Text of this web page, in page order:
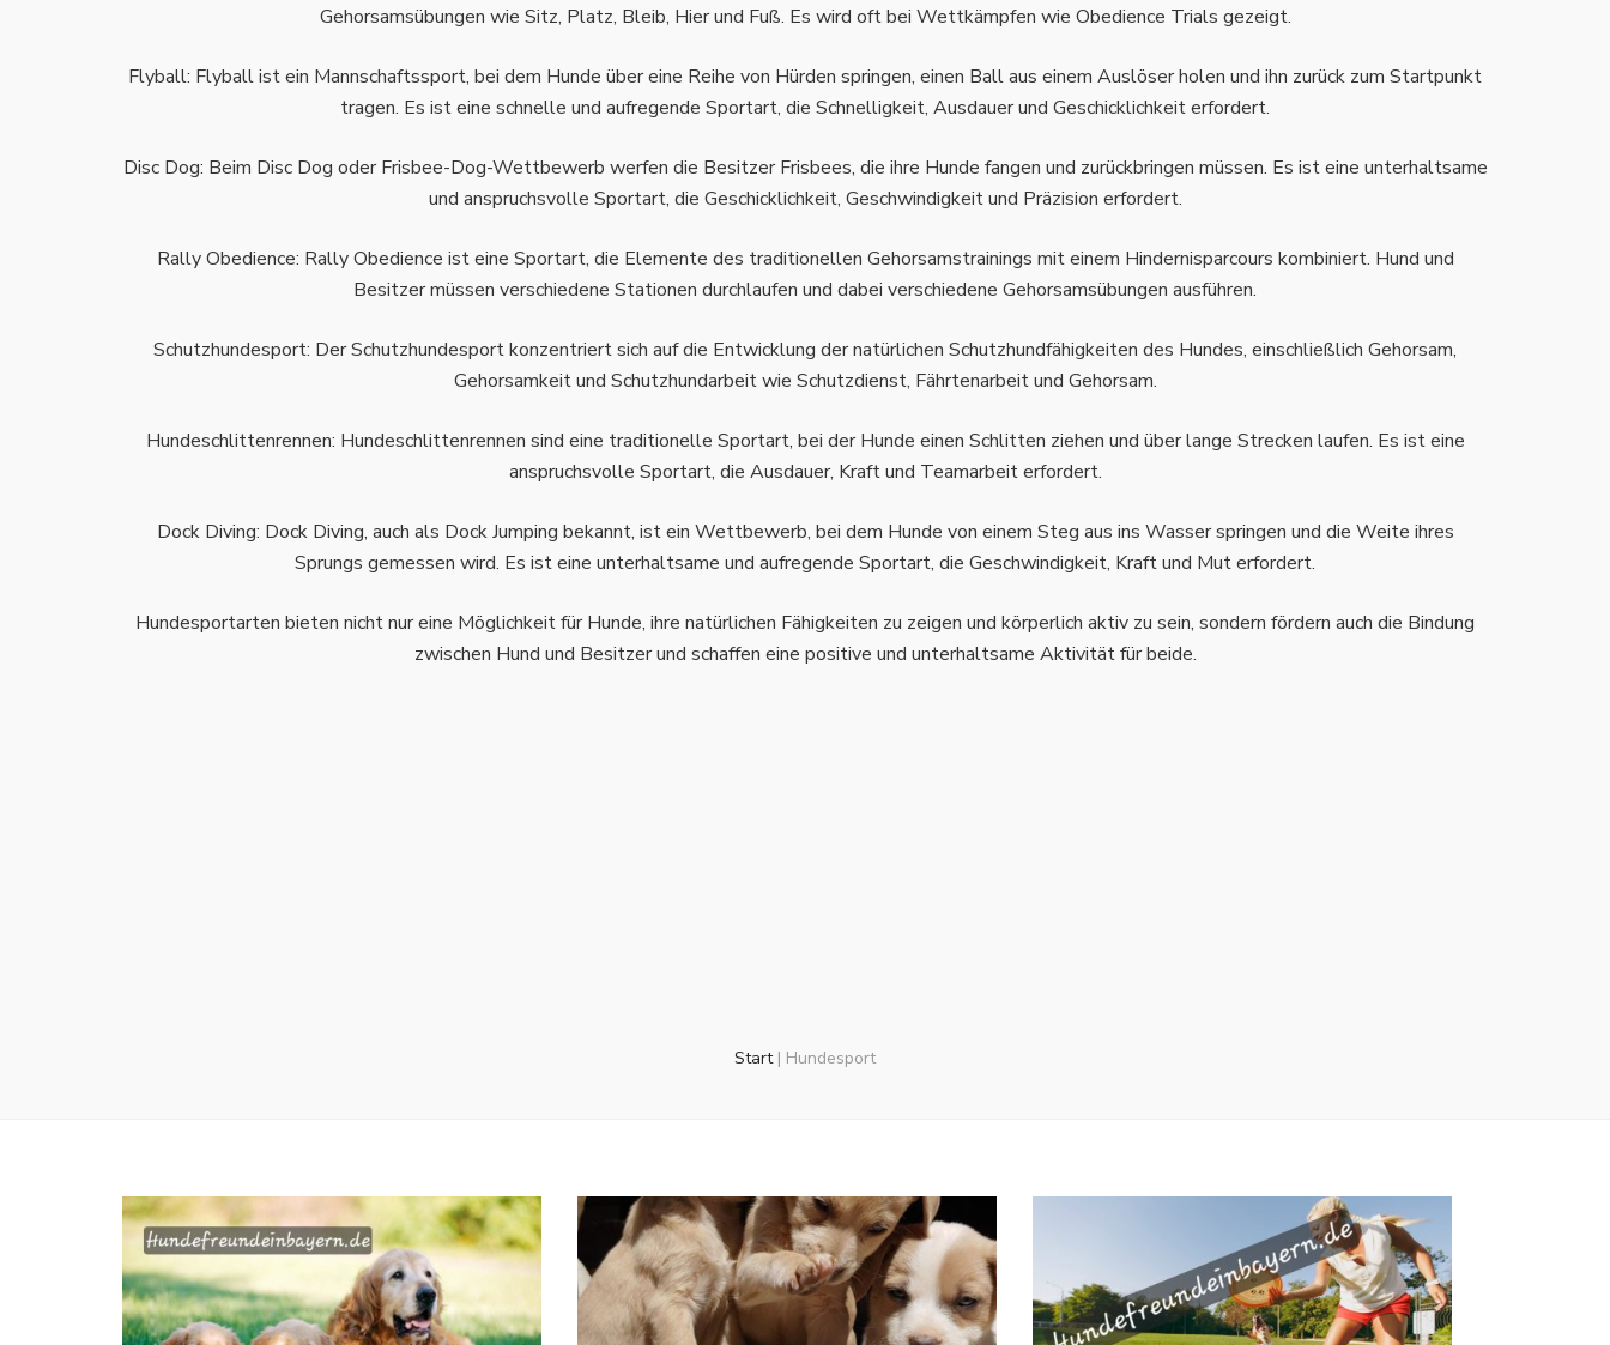
Gehorsamsübungen wie Sitz, Platz, Bleib, Hier und Fuß. Es wird oft bei Wettkämpfen wie Obedience Trials gezeigt.
Flyball: Flyball ist ein Mannschaftssport, bei dem Hunde über eine Reihe von Hürden springen, einen Ball aus einem Auslöser holen und ihn zurück zum Startpunkt
tragen. Es ist eine schnelle und aufregende Sportart, die Schnelligkeit, Ausdauer und Geschicklichkeit erfordert.
Disc Dog: Beim Disc Dog oder Frisbee-Dog-Wettbewerb werfen die Besitzer Frisbees, die ihre Hunde fangen und zurückbringen müssen. Es ist eine unterhaltsame
und anspruchsvolle Sportart, die Geschicklichkeit, Geschwindigkeit und Präzision erfordert.
Rally Obedience: Rally Obedience ist eine Sportart, die Elemente des traditionellen Gehorsamstrainings mit einem Hindernisparcours kombiniert. Hund und
Besitzer müssen verschiedene Stationen durchlaufen und dabei verschiedene Gehorsamsübungen ausführen.
Schutzhundesport: Der Schutzhundesport konzentriert sich auf die Entwicklung der natürlichen Schutzhundfähigkeiten des Hundes, einschließlich Gehorsam,
Gehorsamkeit und Schutzhundarbeit wie Schutzdienst, Fährtenarbeit und Gehorsam.
Hundeschlittenrennen: Hundeschlittenrennen sind eine traditionelle Sportart, bei der Hunde einen Schlitten ziehen und über lange Strecken laufen. Es ist eine
anspruchsvolle Sportart, die Ausdauer, Kraft und Teamarbeit erfordert.
Dock Diving: Dock Diving, auch als Dock Jumping bekannt, ist ein Wettbewerb, bei dem Hunde von einem Steg aus ins Wasser springen und die Weite ihres
Sprungs gemessen wird. Es ist eine unterhaltsame und aufregende Sportart, die Geschwindigkeit, Kraft und Mut erfordert.
Hundesportarten bieten nicht nur eine Möglichkeit für Hunde, ihre natürlichen Fähigkeiten zu zeigen und körperlich aktiv zu sein, sondern fördern auch die Bindung
zwischen Hund und Besitzer und schaffen eine positive und unterhaltsame Aktivität für beide.
Start | Hundesport